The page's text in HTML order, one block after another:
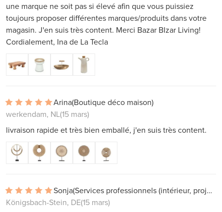
une marque ne soit pas si élevé afin que vous puissiez
toujours proposer différentes marques/produits dans votre
magasin. J'en suis très content. Merci Bazar BIzar Living!
Cordialement, Ina de La Tecla
Arina(Boutique déco maison)
werkendam, NL(15 mars)
livraison rapide et très bien emballé, j'en suis très content.
Sonja
(Services professionnels (intérieur, projets))
Königsbach-Stein, DE(15 mars)